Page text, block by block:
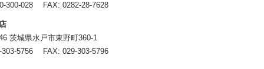
300-028 FAX: 0282-28-7628
茨城県水戸市東野町360-1
303-5756 FAX: 029-303-5796